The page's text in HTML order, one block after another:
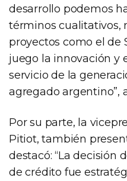
desarrollo podemos
términos cualitativos,
proyectos como el de
juego la innovación y
servicio de la
agregado argentino”,
Por su parte, la
Pitiot, también
destacó: “La decisión
de crédito fue